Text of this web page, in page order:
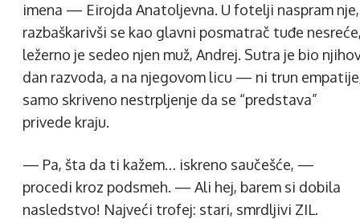
imena — Eirojda Anatoljevna. U fotelji naspram nje,
razbaškarivši se kao glavni posmatrač tuđe
ležerno je sedeo njen muž, Andrej. Sutra je bio
dan razvoda, a na njegovom licu — ni trun
samo skriveno nestrpljenje da se “predstava”
privede kraju.
— Pa, šta da ti kažem… iskreno saučešće, —
procedi kroz podsmeh. — Ali hej, barem si dobila
nasledstvo! Najveći trofej: stari, smrdljivi ZIL.